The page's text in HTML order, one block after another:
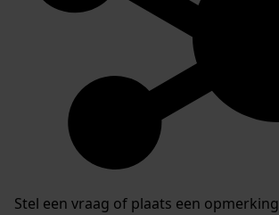
Stel een vraag of plaats een